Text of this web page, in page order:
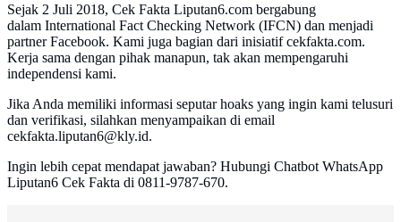
Sejak 2 Juli 2018, Cek Fakta Liputan6.com bergabung
dalam International Fact Checking Network (IFCN) dan menjadi
partner Facebook. Kami juga bagian dari inisiatif cekfakta.com.
Kerja sama dengan pihak manapun, tak akan mempengaruhi
independensi kami.
Jika Anda memiliki informasi seputar hoaks yang ingin kami telusuri
dan verifikasi, silahkan menyampaikan di email
cekfakta.liputan6@kly.id.
Ingin lebih cepat mendapat jawaban? Hubungi Chatbot WhatsApp
Liputan6 Cek Fakta di 0811-9787-670.